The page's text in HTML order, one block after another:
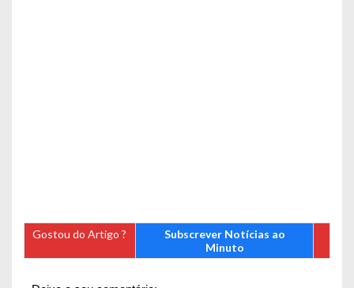
Gostou do Artigo ?
Subscrever Notícias ao
Minuto